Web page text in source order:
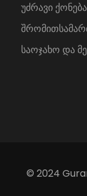
უძრავი
საოჯახო და
© 2024